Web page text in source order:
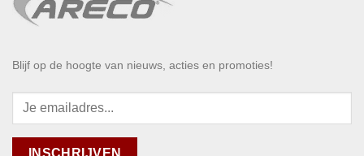
Blijf op de hoogte van nieuws, acties en promoties!